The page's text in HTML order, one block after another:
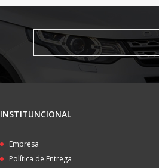
INSTITUNCIONAL
Empresa
Política de Entrega